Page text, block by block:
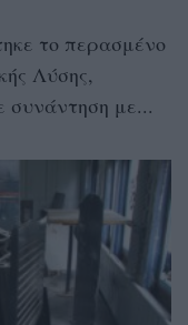
το περασμένο
Λύσης,
συνάντηση με...